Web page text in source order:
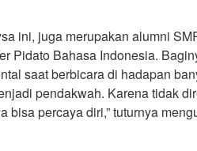
ini, juga merupakan alumni
Pidato Bahasa Indonesia.
saat berbicara di hadapan
pendakwah. Karena tidak
bisa percaya diri,” tuturnya